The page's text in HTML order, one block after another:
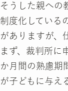
そうした親への
制度化している
がありますが、
まず、裁判所に
か月間の熟慮期
が子どもに与え